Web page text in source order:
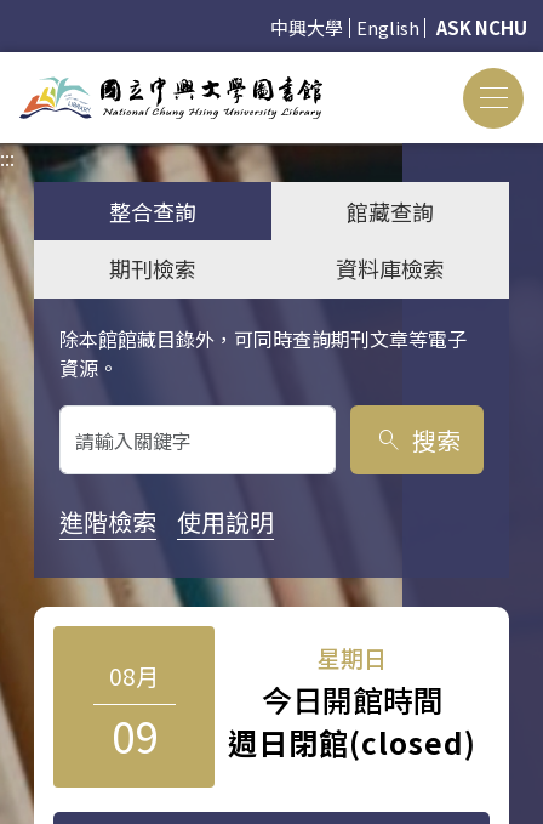
中興大學 English ASK NCHU
:::
整合查詢
館藏查詢
期刊檢索
資料庫檢索
除本館館藏目錄外，可同時查詢期刊文章等電子
資源。
關鍵字搜尋
search 搜索
進階檢索 使用說明
08月
09
星期日
今日開館時間
週日閉館(closed)